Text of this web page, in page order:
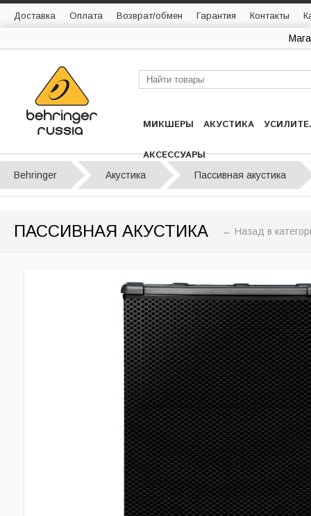
Доставка Оплата Возврат/обмен Гарантия Контакты
МИКШЕРЫ АКУСТИКА
АКСЕССУАРЫ
Behringer Акустика Пассивная акустика
ПАССИВНАЯ АКУСТИКА ← Назад в